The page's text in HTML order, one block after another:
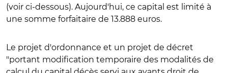
(voir ci-dessous). Aujourd'hui, ce capital est limité à
une somme forfaitaire de 13.888 euros.
Le projet d'ordonnance et un projet de décret
"portant modification temporaire des modalités de